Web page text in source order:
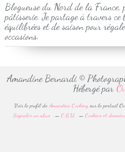
Blogueuse du Nord de la France,
pâtisserie. Je partage à travers ce
équilibrées et de saison pour
occasions.
Amandine Bernardi ©
Hébergé par
Voir le profil de Amandine Cooking sur le portail
Signaler un abus
C.G.U. Cookies et